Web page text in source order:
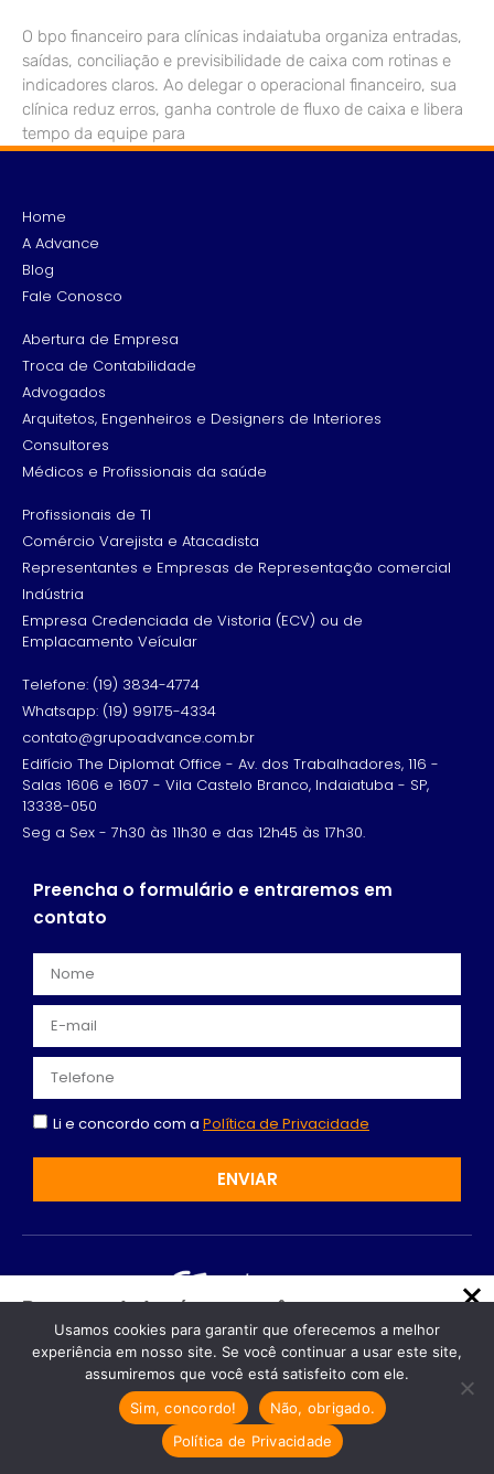
O bpo financeiro para clínicas indaiatuba organiza entradas,
saídas, conciliação e previsibilidade de caixa com rotinas e
indicadores claros. Ao delegar o operacional financeiro, sua
clínica reduz erros, ganha controle de fluxo de caixa e libera
tempo da equipe para
Home
A Advance
Blog
Fale Conosco
Abertura de Empresa
Troca de Contabilidade
Advogados
Arquitetos, Engenheiros e Designers de Interiores
Consultores
Médicos e Profissionais da saúde
Profissionais de TI
Comércio Varejista e Atacadista
Representantes e Empresas de Representação comercial
Indústria
Empresa Credenciada de Vistoria (ECV) ou de
Emplacamento Veícular
Telefone: (19) 3834-4774
Whatsapp: (19) 99175-4334
contato@grupoadvance.com.br
Edifício The Diplomat Office - Av. dos Trabalhadores, 116 -
Salas 1606 e 1607 - Vila Castelo Branco, Indaiatuba - SP,
13338-050
Seg a Sex - 7h30 às 11h30 e das 12h45 às 17h30.
Preencha o formulário e entraremos em
contato
Li e concordo com a Política de Privacidade
ENVIAR
Facebook Instagram
Youtube
Linkedin
Contabilidade em Indaiatuba - SP | Advanced
Serviços Contábeis LTDA - 10.757.349/0001-26 - Todos
os direitos reservados © 2024
Recomendado só para você
Escritório de Contabilidade em
Indaiatuba: Soluções para
Dentistas
Escritório de Contabilidade em
Indaiatuba: garanta o sucesso do seu…
Usamos cookies para garantir que oferecemos a melhor
experiência em nosso site. Se você continuar a usar este site,
assumiremos que você está satisfeito com ele.
Sim, concordo!
Não, obrigado.
Política de Privacidade